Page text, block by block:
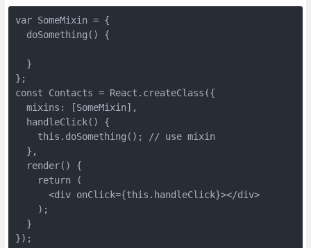
var SomeMixin = {
  doSomething() {
  }
};
const Contacts = React.createClass({
  mixins: [SomeMixin],
  handleClick() {
    this.doSomething(); // use mixin
  },
  render() {
    return (
      <div onClick={this.handleClick}></div>
    );
  }
});